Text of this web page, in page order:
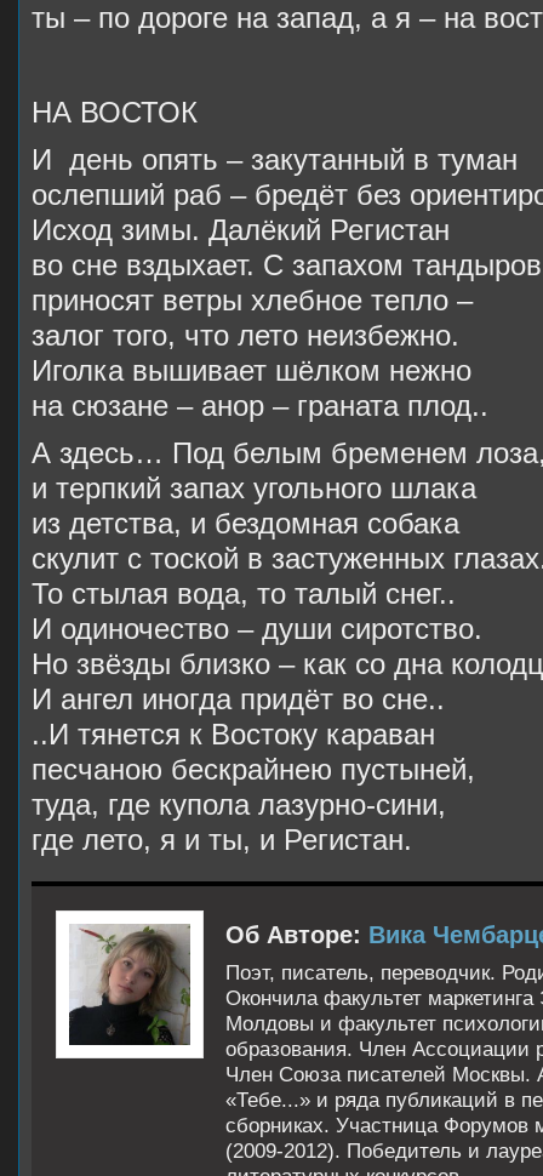
ты – по дороге на запад, а я – на
НА ВОСТОК
И день опять – закутанный в туман
ослепший раб – бредёт без
Исход зимы. Далёкий Регистан
во сне вздыхает. С запахом тандыров
приносят ветры хлебное тепло –
залог того, что лето неизбежно.
Иголка вышивает шёлком нежно
на сюзане – анор – граната плод..
А здесь… Под белым бременем
и терпкий запах угольного шлака
из детства, и бездомная собака
скулит с тоской в застуженных
То стылая вода, то талый снег..
И одиночество – души сиротство.
Но звёзды близко – как со дна
И ангел иногда придёт во сне..
..И тянется к Востоку караван
песчаною бескрайнею пустыней,
туда, где купола лазурно-сини,
где лето, я и ты, и Регистан.
Об Авторе: Вика
Поэт, писатель, переводчик.
Окончила факультет
Молдовы и факультет
образования. Член Ассоциации
Член Союза писателей Москвы.
«Тебе...» и ряда публикаций в
сборниках. Участница Форумов
(2009-2012). Победитель и